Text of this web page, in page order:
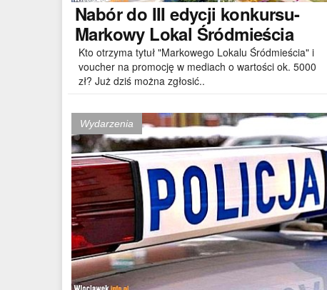
Nabórdo III edycji konkursu-
Markowy Lokal Śródmieścia
Kto otrzyma tytuł "Markowego Lokalu Śródmieścia" i
voucher na promocję w mediach o wartości ok. 5000
zł? Już dziś można zgłosić..
Wydarzenia